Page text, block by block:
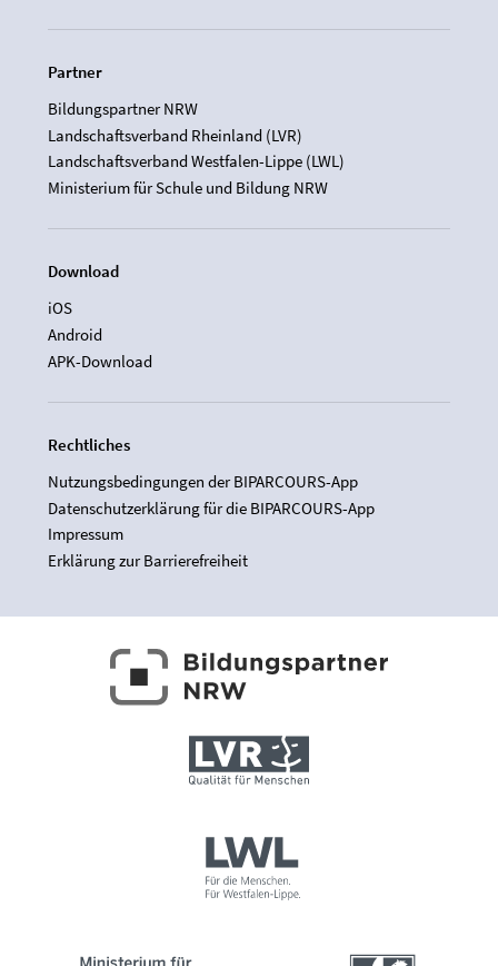
Partner
Bildungspartner NRW
Landschaftsverband Rheinland (LVR)
Landschaftsverband Westfalen-Lippe (LWL)
Ministerium für Schule und Bildung NRW
Download
iOS
Android
APK-Download
Rechtliches
Nutzungsbedingungen der BIPARCOURS-App
Datenschutzerklärung für die BIPARCOURS-App
Impressum
Erklärung zur Barrierefreiheit